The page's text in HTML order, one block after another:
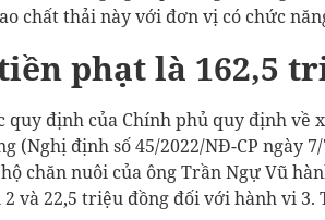
chất thải này với đơn vị có chức
phạt là 162,5
quy định của Chính phủ quy định
(Nghị định số 45/2022/NĐ-CP ngày
chăn nuôi của ông Trần Ngự Vũ
và 22,5 triệu đồng đối với hành vi 3.